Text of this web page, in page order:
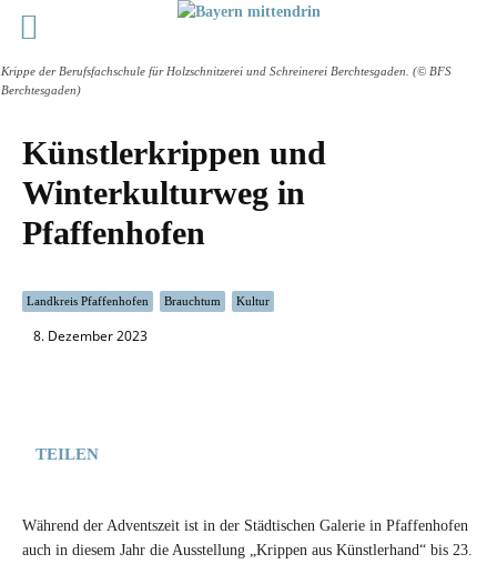
Künstlerkrippen und
Winterkulturweg in
Pfaffenhofen
Landkreis Pfaffenhofen Brauchtum Kultur
8. Dezember 2023
Krippe der Berufsfachschule für Holzschnitzerei und Schreinerei Berchtesgaden. (© BFS
Berchtesgaden)
TEILEN
Während der Adventszeit ist in der Städtischen Galerie in Pfaffenhofen
auch in diesem Jahr die Ausstellung „Krippen aus Künstlerhand“ bis 23.